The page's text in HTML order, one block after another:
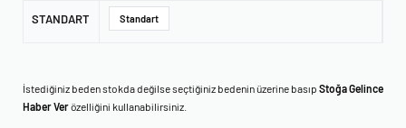
STANDART Standart
İstediğiniz beden stokda değilse seçtiğiniz bedenin üzerine basıp Stoğa Gelince
Haber Verözelliğini kullanabilirsiniz.